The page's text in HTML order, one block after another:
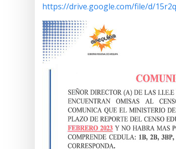
https://drive.google.com/file/d/